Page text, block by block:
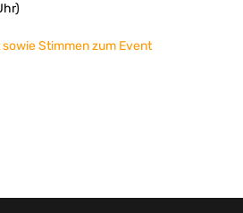
Stimmen zum Event